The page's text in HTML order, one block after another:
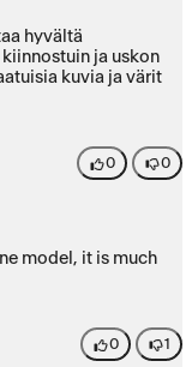
hyvältä
ja uskon
kuvia ja värit
0 0
model, it is much
0 1